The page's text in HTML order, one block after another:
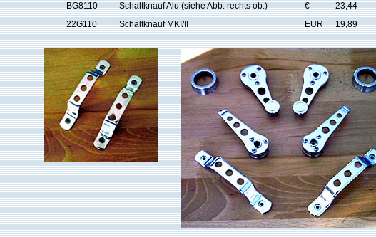
BG8110
Schaltknauf Alu (siehe Abb. rechts ob.) €
23,44
22G110
Schaltknauf MKI/II EUR 19,89